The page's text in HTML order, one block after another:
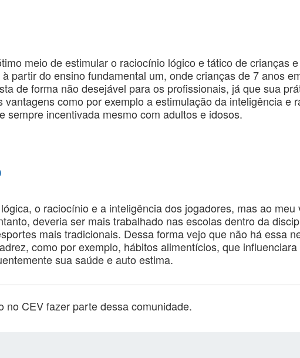
meio de estimular o raciocínio lógico e tático de crianças
partir do ensino fundamental um, onde crianças de 7 anos
de forma não desejável para os profissionais, já que sua
como por exemplo a estimulação da inteligência e
sempre incentivada mesmo com adultos e idosos.
o raciocínio e a inteligência dos jogadores, mas ao
deveria ser mais trabalhado nas escolas dentro da
mais tradicionais. Dessa forma vejo que não há essa
como por exemplo, hábitos alimentícios, que
sua saúde e auto estima.
no CEV fazer parte dessa comunidade.